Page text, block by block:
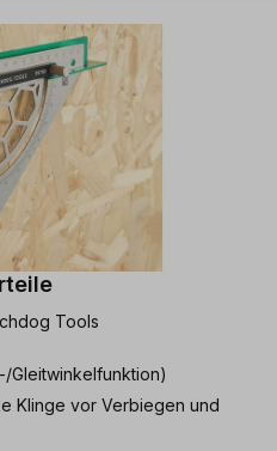
Tools
Gleitwinkelfunktion)
Klinge vor Verbiegen und